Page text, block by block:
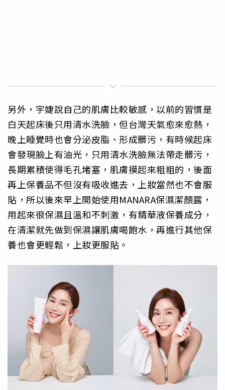
另外，宇婕說自己的肌膚比較敏感，以前的習慣是
白天起床後只用清水洗臉，但台灣天氣愈來愈熱，
晚上睡覺時也會分泌皮脂、形成髒污，有時候起床
會發現臉上有油光，只用清水洗臉無法帶走髒污，
長期累積使得毛孔堵塞，肌膚摸起來粗粗的，後面
再上保養品不但沒有吸收進去，上妝當然也不會服
貼，所以後來早上開始使用MANARA保濕潔顏露，
用起來很保濕且溫和不刺激，有精華液保養成分，
在清潔就先做到保濕讓肌膚喝飽水，再進行其他保
養也會更輕鬆，上妝更服貼。